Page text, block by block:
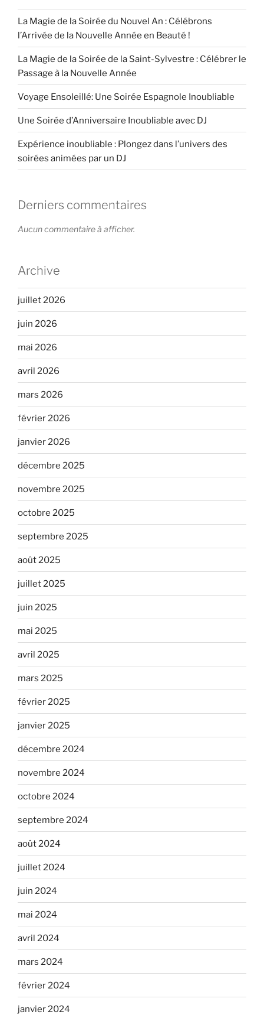
La Magie de la Soirée du Nouvel An : Célébrons
l’Arrivée de la Nouvelle Année en Beauté !
La Magie de la Soirée de la Saint-Sylvestre : Célébrer le
Passage à la Nouvelle Année
Voyage Ensoleillé: Une Soirée Espagnole Inoubliable
Une Soirée d’Anniversaire Inoubliable avec DJ
Expérience inoubliable : Plongez dans l’univers des
soirées animées par un DJ
Derniers commentaires
Aucun commentaire à afficher.
Archive
juillet 2026
juin 2026
mai 2026
avril 2026
mars 2026
février 2026
janvier 2026
décembre 2025
novembre 2025
octobre 2025
septembre 2025
août 2025
juillet 2025
juin 2025
mai 2025
avril 2025
mars 2025
février 2025
janvier 2025
décembre 2024
novembre 2024
octobre 2024
septembre 2024
août 2024
juillet 2024
juin 2024
mai 2024
avril 2024
mars 2024
février 2024
janvier 2024